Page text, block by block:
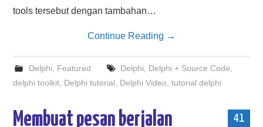
tools tersebut dengan tambahan…
Continue Reading →
Delphi Featured Delphi Delphi + Source Code
delphi toolkit Delphi tutorial Delphi Video ,tutorial delphi
41
Membuat pesan berjalan